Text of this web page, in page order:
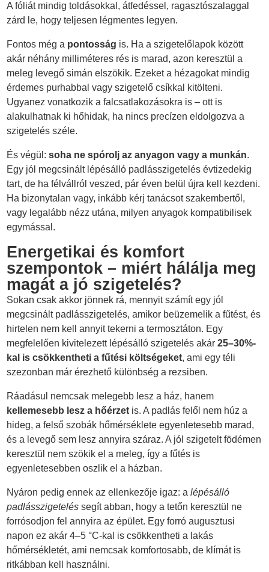
A fóliát mindig toldásokkal, átfedéssel, ragasztószalaggal
zárd le, hogy teljesen légmentes legyen.
Fontos még a pontosság is. Ha a szigetelőlapok között
akár néhány milliméteres rés is marad, azon keresztül a
meleg levegő simán elszökik. Ezeket a hézagokat mindig
érdemes purhabbal vagy szigetelő csíkkal kitölteni.
Ugyanez vonatkozik a falcsatlakozásokra is – ott is
alakulhatnak ki hőhidak, ha nincs precízen eldolgozva a
szigetelés széle.
És végül:soha ne spórolj az anyagon vagy a munkán.
Egy jól megcsinált lépésálló padlásszigetelés évtizedekig
tart, de ha félvállról veszed, pár éven belül újra kell kezdeni.
Ha bizonytalan vagy, inkább kérj tanácsot szakembertől,
vagy legalább nézz utána, milyen anyagok kompatibilisek
egymással.
Energetikai és komfort
szempontok – miért hálálja meg
magát a jó szigetelés?
Sokan csak akkor jönnek rá, mennyit számít egy jól
megcsinált padlásszigetelés, amikor beüzemelik a fűtést, és
hirtelen nem kell annyit tekerni a termosztáton. Egy
megfelelően kivitelezett lépésálló szigetelés akár25–30%-
kal is csökkentheti a fűtési költségeket, ami egy téli
szezonban már érezhető különbség a rezsiben.
Ráadásul nemcsak melegebb lesz a ház, hanem
kellemesebb lesz a hőérzet is. A padlás felől nem húz a
hideg, a felső szobák hőmérséklete egyenletesebb marad,
és a levegő sem lesz annyira száraz. A jól szigetelt födémen
keresztül nem szökik el a meleg, így a fűtés is
egyenletesebben oszlik el a házban.
Nyáron pedig ennek az ellenkezője igaz: alépésálló
padlásszigetelés segít abban, hogy a tetőn keresztül ne
forrósodjon fel annyira az épület. Egy forró augusztusi
napon ez akár 4–5 °C-kal is csökkentheti a lakás
hőmérsékletét, ami nemcsak komfortosabb, de klímát is
ritkábban kell használni.